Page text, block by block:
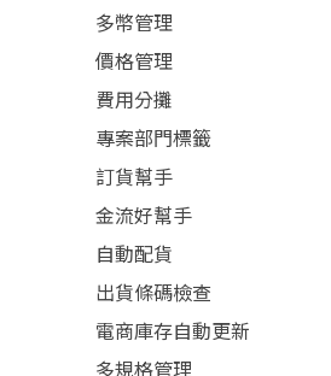
多幣管理
價格管理
費用分攤
專案部門標籤
訂貨幫手
金流好幫手
自動配貨
出貨條碼檢查
電商庫存自動更新
多規格管理